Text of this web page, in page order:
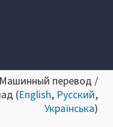
перевод /
(English, Русский,
Українська)